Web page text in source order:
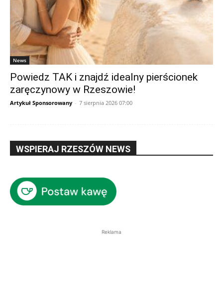
News
Powiedz TAK i znajdź idealny pierścionek
zaręczynowy w Rzeszowie!
Artykuł Sponsorowany - 7 sierpnia 2026 07:00
WSPIERAJ RZESZÓW NEWS
Reklama